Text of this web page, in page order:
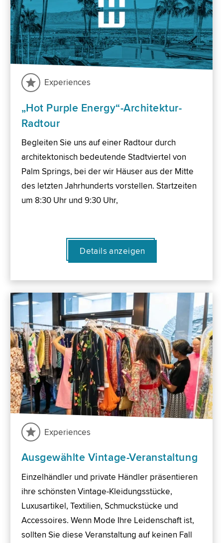
Experiences
„Hot Purple Energy“-Architektur-
Radtour
Begleiten Sie uns auf einer Radtour durch
architektonisch bedeutende Stadtviertel von
Palm Springs, bei der wir Häuser aus der Mitte
des letzten Jahrhunderts vorstellen. Startzeiten
um 8:30 Uhr und 9:30 Uhr,
Details anzeigen
Experiences
Ausgewählte Vintage-Veranstaltung
Einzelhändler und private Händler präsentieren
ihre schönsten Vintage-Kleidungsstücke,
Luxusartikel, Textilien, Schmuckstücke und
Accessoires. Wenn Mode Ihre Leidenschaft ist,
sollten Sie diese Veranstaltung auf keinen Fall